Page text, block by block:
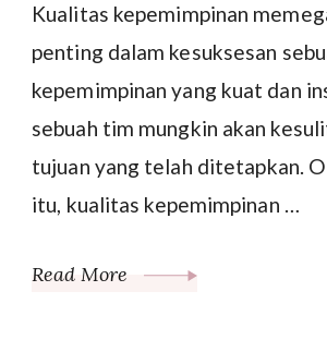
Kualitas kepemimpinan
penting dalam kesuksesan
kepemimpinan yang kuat dan
sebuah tim mungkin akan
tujuan yang telah ditetapkan.
itu, kualitas kepemimpinan …
Read More